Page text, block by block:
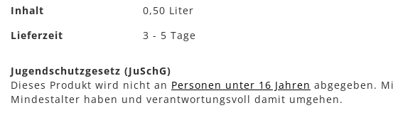
Inhalt
0,50 Liter
Lieferzeit
3 - 5 Tage
Jugendschutzgesetz (JuSchG)
Dieses Produkt wird nicht an Personen unter 16 Jahren abgegeben.
Mindestalter haben und verantwortungsvoll damit umgehen.